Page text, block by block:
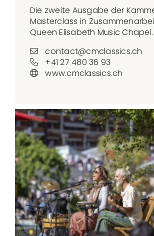
Die zweite Ausgabe der
Masterclass in
Queen Elisabeth Music Chapel.
contact@cmclassics.ch
+41 27 480 36 93
www.cmclassics.ch